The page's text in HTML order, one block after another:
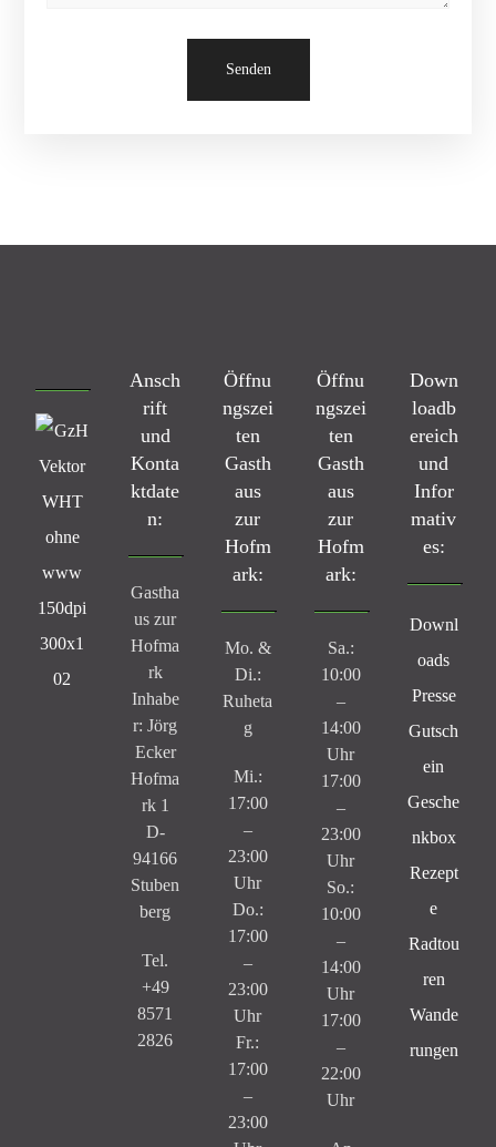
Ansch
rift
und
Konta
ktdate
n:
Gastha
us zur
Hofma
rk
Inhabe
r: Jörg
Ecker
Hofma
rk 1
D-
94166
Stuben
berg
Tel.
+49
8571
2826
Öffnu
ngszei
ten
Gasth
aus
zur
Hofm
ark:
Mo. &
Di.:
Ruheta
g
Mi.:
17:00
–
23:00
Uhr
Do.:
17:00
–
23:00
Uhr
Fr.:
17:00
–
23:00
Öffnu
ngszei
ten
Gasth
aus
zur
Hofm
ark:
Sa.:
10:00
–
14:00
Uhr
17:00
–
23:00
Uhr
So.:
10:00
–
14:00
Uhr
17:00
–
22:00
Uhr
Down
loadb
ereich
und
Infor
mativ
es:
Downl
oads
Presse
Gutsch
ein
Gesche
nkbox
Rezept
e
Radtou
ren
Wande
rungen